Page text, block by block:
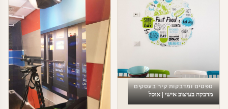
טפטים ומדבקות קיר בעסקים
מדבקה בעיצוב אישי | אוכל